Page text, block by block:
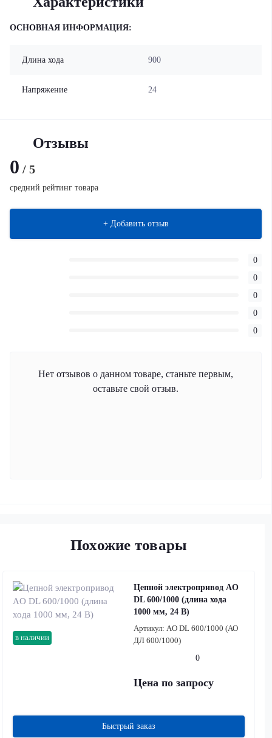
ОСНОВНАЯ ИНФОРМАЦИЯ:
Длина хода 900
Напряжение 24
Отзывы
0 / 5
средний рейтинг товара
+ Добавить отзыв
0
0
0
0
0
Нет отзывов о данном товаре, станьте первым,
оставьте свой отзыв.
Похожие товары
в наличии
Цепной электропривод AO
DL 600/1000 (длина хода
1000 мм, 24 В)
Артикул: AO DL 600/1000 (АО
ДЛ 600/1000)
0
Цена по запросу
Быстрый заказ